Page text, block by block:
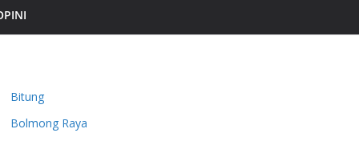
Bitung
Bolmong Raya